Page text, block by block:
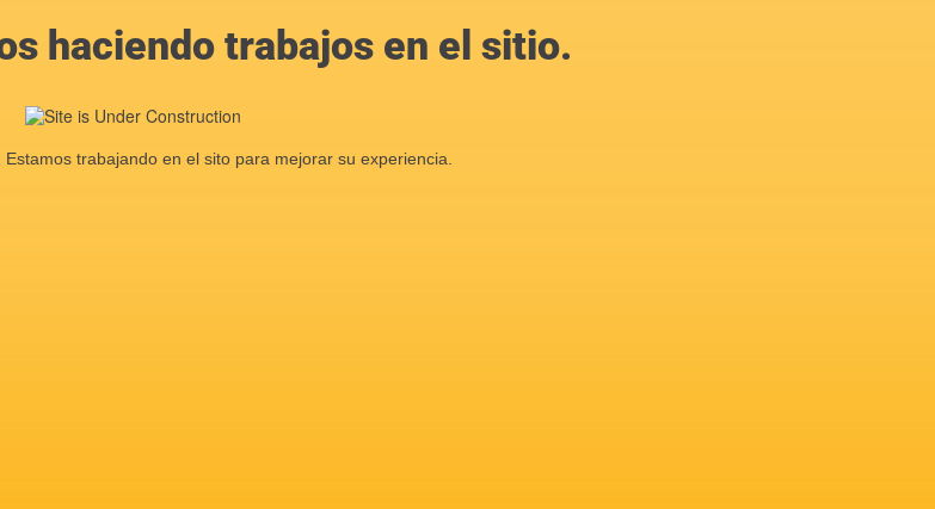
haciendo trabajos en el sitio.
trabajando en el sito para mejorar su experiencia.